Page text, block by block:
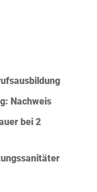
Nachweis
bei 2